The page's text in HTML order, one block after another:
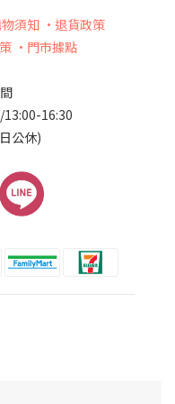
須知 •退貨政策
•門市據點
16:30
公休)